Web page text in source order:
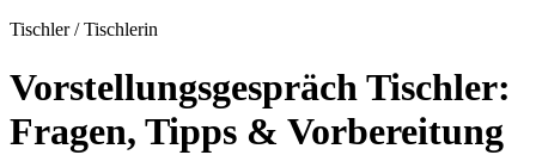
Tischler / Tischlerin
Vorstellungsgespräch Tischler:
Fragen, Tipps & Vorbereitung